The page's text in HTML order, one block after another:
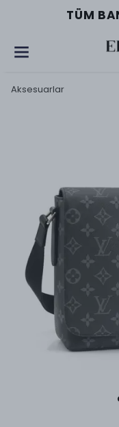
TÜM
Aksesuarlar